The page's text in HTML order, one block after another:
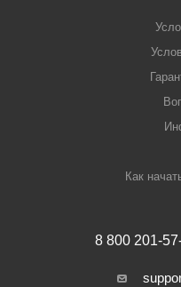
Как
8 800 201-